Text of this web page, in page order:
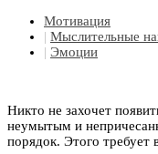
Мотивация
| Мыслительные
| Эмоции
Никто не захочет
неумытым и
порядок. Этого